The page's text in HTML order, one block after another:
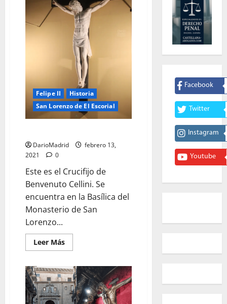
Felipe II
Historia
San Lorenzo de El Escorial
DarioMadrid
febrero 13,
2021
0
Este es el Crucifijo de
Benvenuto Cellini. Se
encuentra en la Basílica del
Monasterio de San
Lorenzo...
Leer MásLeer
más
El
Crucifijo
de
Benvenuto
Cellini
Facebook
Twitter
Instagram
Youtube